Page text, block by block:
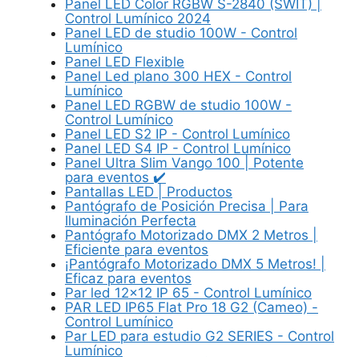
Panel LED Color RGBW S-2840 (SWIT) |
Control Lumínico 2024
Panel LED de studio 100W - Control
Lumínico
Panel LED Flexible
Panel Led plano 300 HEX - Control
Lumínico
Panel LED RGBW de studio 100W -
Control Lumínico
Panel LED S2 IP - Control Lumínico
Panel LED S4 IP - Control Lumínico
Panel Ultra Slim Vango 100 | Potente
para eventos ✔️
Pantallas LED | Productos
Pantógrafo de Posición Precisa | Para
Iluminación Perfecta
Pantógrafo Motorizado DMX 2 Metros |
Eficiente para eventos
¡Pantógrafo Motorizado DMX 5 Metros! |
Eficaz para eventos
Par led 12x12 IP 65 - Control Lumínico
PAR LED IP65 Flat Pro 18 G2 (Cameo) -
Control Lumínico
Par LED para estudio G2 SERIES - Control
Lumínico